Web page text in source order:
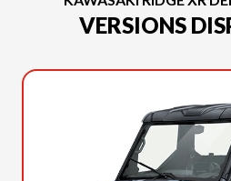
VERSIONS